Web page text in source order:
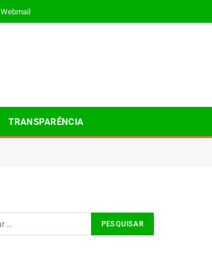
Webmail
TRANSPARÊNCIA